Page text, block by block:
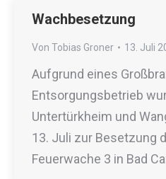
Wachbesetzung
Von Tobias Groner 13. Juli
Aufgrund eines
Entsorgungsbetrieb
Untertürkheim und
13. Juli zur Besetzung
Feuerwache 3 in Bad